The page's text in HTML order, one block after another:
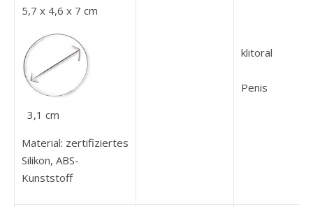
5,7 x 4,6 x 7 cm
3,1 cm
Material: zertifiziertes
Silikon, ABS-
Kunststoff
klitoral
Penis